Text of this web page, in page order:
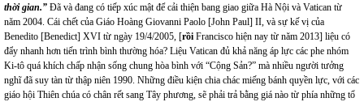
thời gian.” Đã và đang có tiếp xúc mật để cải thiện bang giao giữa Hà Nội và Vatican từ
năm 2004. Cái chết của Giáo Hoàng Giovanni Paolo [John Paul] II, và sự kế vị của
Benedito [Benedict] XVI từ ngày 19/4/2005, [rồi Francisco hiện nay từ năm 2013] liệu có
đẩy nhanh hơn tiến trình bình thường hóa? Liệu Vatican đủ khả năng áp lực các phe nhóm
Ki-tô quá khích chấp nhận sống chung hòa bình với “Cộng Sản?” mà nhiều người tưởng
nghĩ đã suy tàn từ thập niên 1990. Những điều kiện chia chác miếng bánh quyền lực, với các
giáo hội Thiên chúa có chân rết sang Tây phương, sẽ phải trả bằng giá nào từ phía những tổ